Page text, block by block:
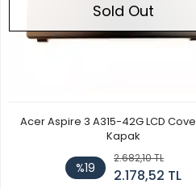
Sold Out
Acer Aspire 3 A315-42G LCD
Kapak
%19
2.682,10 TL
2.178,52 TL